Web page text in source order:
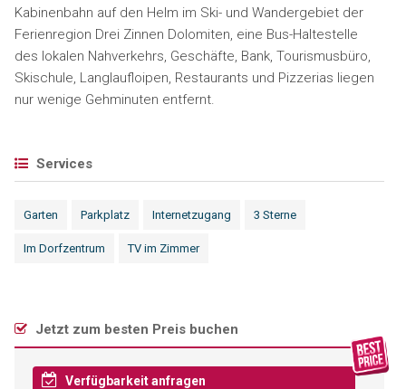
Kabinenbahn auf den Helm im Ski- und Wandergebiet der
Ferienregion Drei Zinnen Dolomiten, eine Bus-Haltestelle
des lokalen Nahverkehrs, Geschäfte, Bank, Tourismusbüro,
Skischule, Langlaufloipen, Restaurants und Pizzerias liegen
nur wenige Gehminuten entfernt.
Services
Garten Parkplatz Internetzugang 3 Sterne
Im Dorfzentrum TV im Zimmer
Jetzt zum besten Preis buchen
Verfügbarkeit anfragen